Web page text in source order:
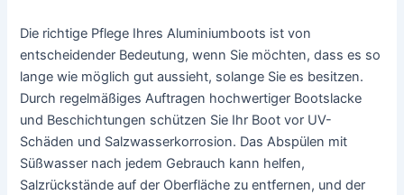
Die richtige Pflege Ihres Aluminiumboots ist von
entscheidender Bedeutung, wenn Sie möchten, dass es so
lange wie möglich gut aussieht, solange Sie es besitzen.
Durch regelmäßiges Auftragen hochwertiger Bootslacke
und Beschichtungen schützen Sie Ihr Boot vor UV-
Schäden und Salzwasserkorrosion. Das Abspülen mit
Süßwasser nach jedem Gebrauch kann helfen,
Salzrückstände auf der Oberfläche zu entfernen, und der